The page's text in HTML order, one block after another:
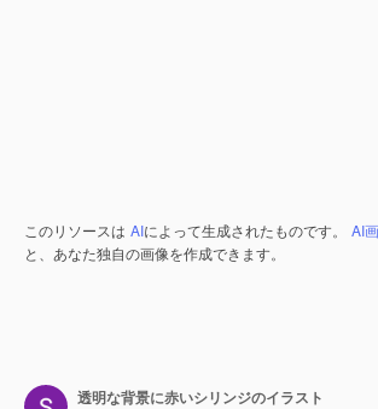
このリソースは AIによって生成されたものです。 AI
と、あなた独自の画像を作成できます。
透明な背景に赤いシリンジのイラスト